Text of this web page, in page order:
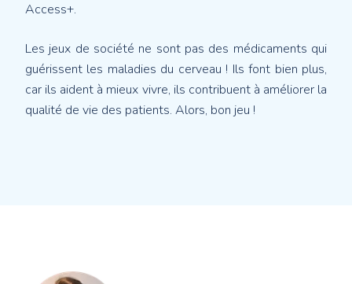
Access+.
Les jeux de société ne sont pas des médicaments qui
guérissent les maladies du cerveau ! Ils font bien plus,
car ils aident à mieux vivre, ils contribuent à améliorer la
qualité de vie des patients. Alors, bon jeu !